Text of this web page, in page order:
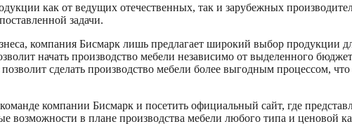
как от ведущих отечественных, так и зарубежных
задачи.
компания Бисмарк лишь предлагает широкий выбор продукции
начать производство мебели независимо от выделенного
сделать производство мебели более выгодным процессом,
компании Бисмарк и посетить официальный сайт, где
возможности в плане производства мебели любого типа и ценовой